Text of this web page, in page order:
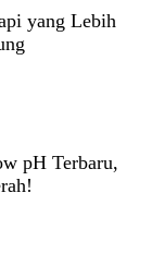
yang Lebih
pH Terbaru,